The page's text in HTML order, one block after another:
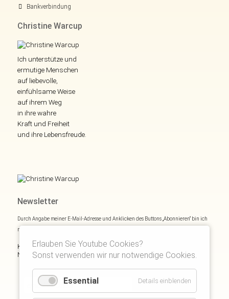
Bankverbindung
Christine Warcup
Ich unterstütze und
ermutige Menschen
auf liebevolle,
einfühlsame Weise
auf ihrem Weg
in ihre wahre
Kraft und Freiheit
und ihre Lebensfreude.
Newsletter
Durch Angabe meiner E-Mail-Adresse und Anklicken des Buttons „Abonnieren“ bin ich
mich mit
Kostenloses E- und Audiobook & monatliche Inspirationen via
Newsletter:
Erlauben Sie Youtube Cookies?
Sonst verwenden wir nur notwendige Cookies.
Essential Details einblenden